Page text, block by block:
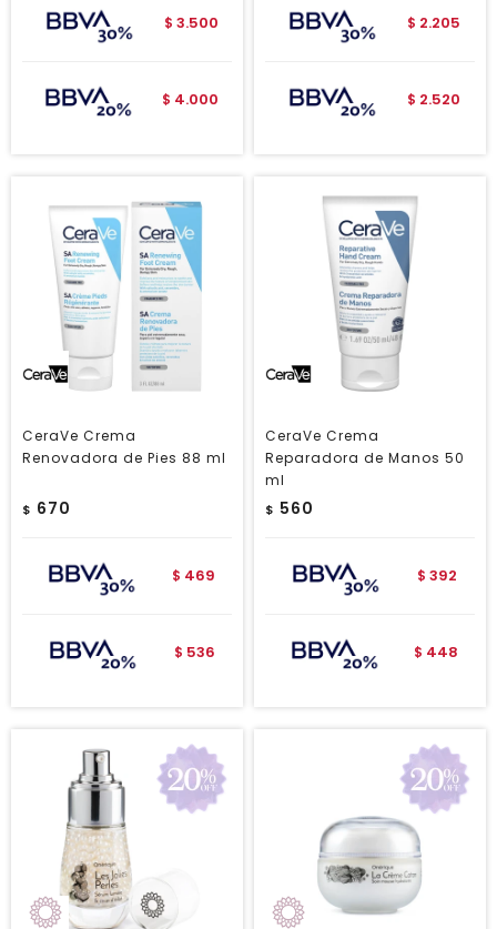
$ 3.500
$ 4.000
$ 2.205
$ 2.520
CeraVe Crema
Renovadora de Pies 88 ml
$ 670
$ 469
$ 536
CeraVe Crema
Reparadora de Manos 50
ml
$ 560
$ 392
$ 448